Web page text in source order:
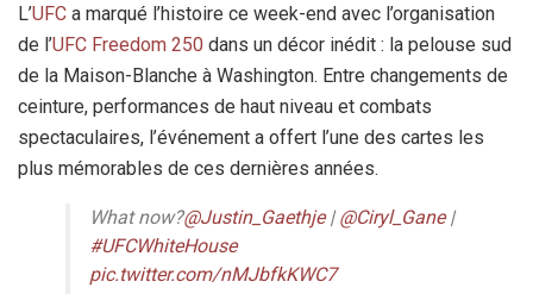
L’UFC a marqué l’histoire ce week-end avec l’organisation
de l’UFC Freedom 250 dans un décor inédit : la pelouse sud
de la Maison-Blanche à Washington. Entre changements de
ceinture, performances de haut niveau et combats
spectaculaires, l’événement a offert l’une des cartes les
plus mémorables de ces dernières années.
What now?@Justin_Gaethje| @Ciryl_Gane|
#UFCWhiteHouse
pic.twitter.com/nMJbfkKWC7